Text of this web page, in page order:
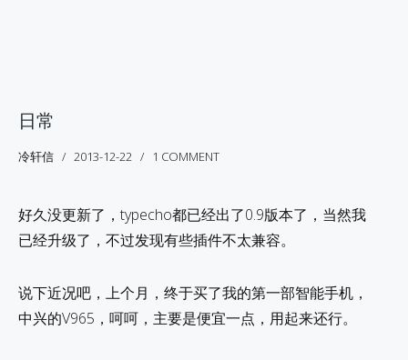
日常
冷轩信 2013-12-22 1 COMMENT
好久没更新了，typecho都已经出了0.9版本了，当然我
已经升级了，不过发现有些插件不太兼容。
说下近况吧，上个月，终于买了我的第一部智能手机，
中兴的V965，呵呵，主要是便宜一点，用起来还行。